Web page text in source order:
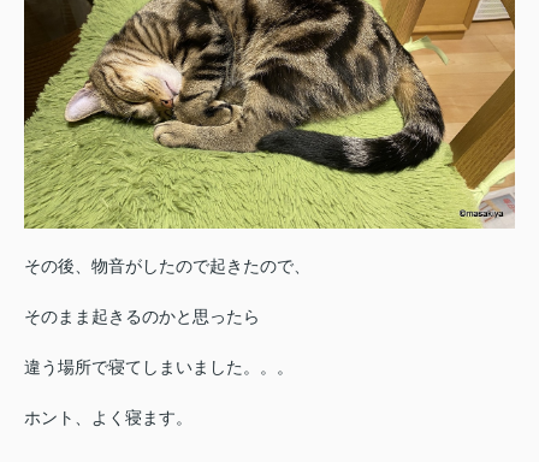
その後、物音がしたので起きたので、
そのまま起きるのかと思ったら
違う場所で寝てしまいました。。。
ホント、よく寝ます。